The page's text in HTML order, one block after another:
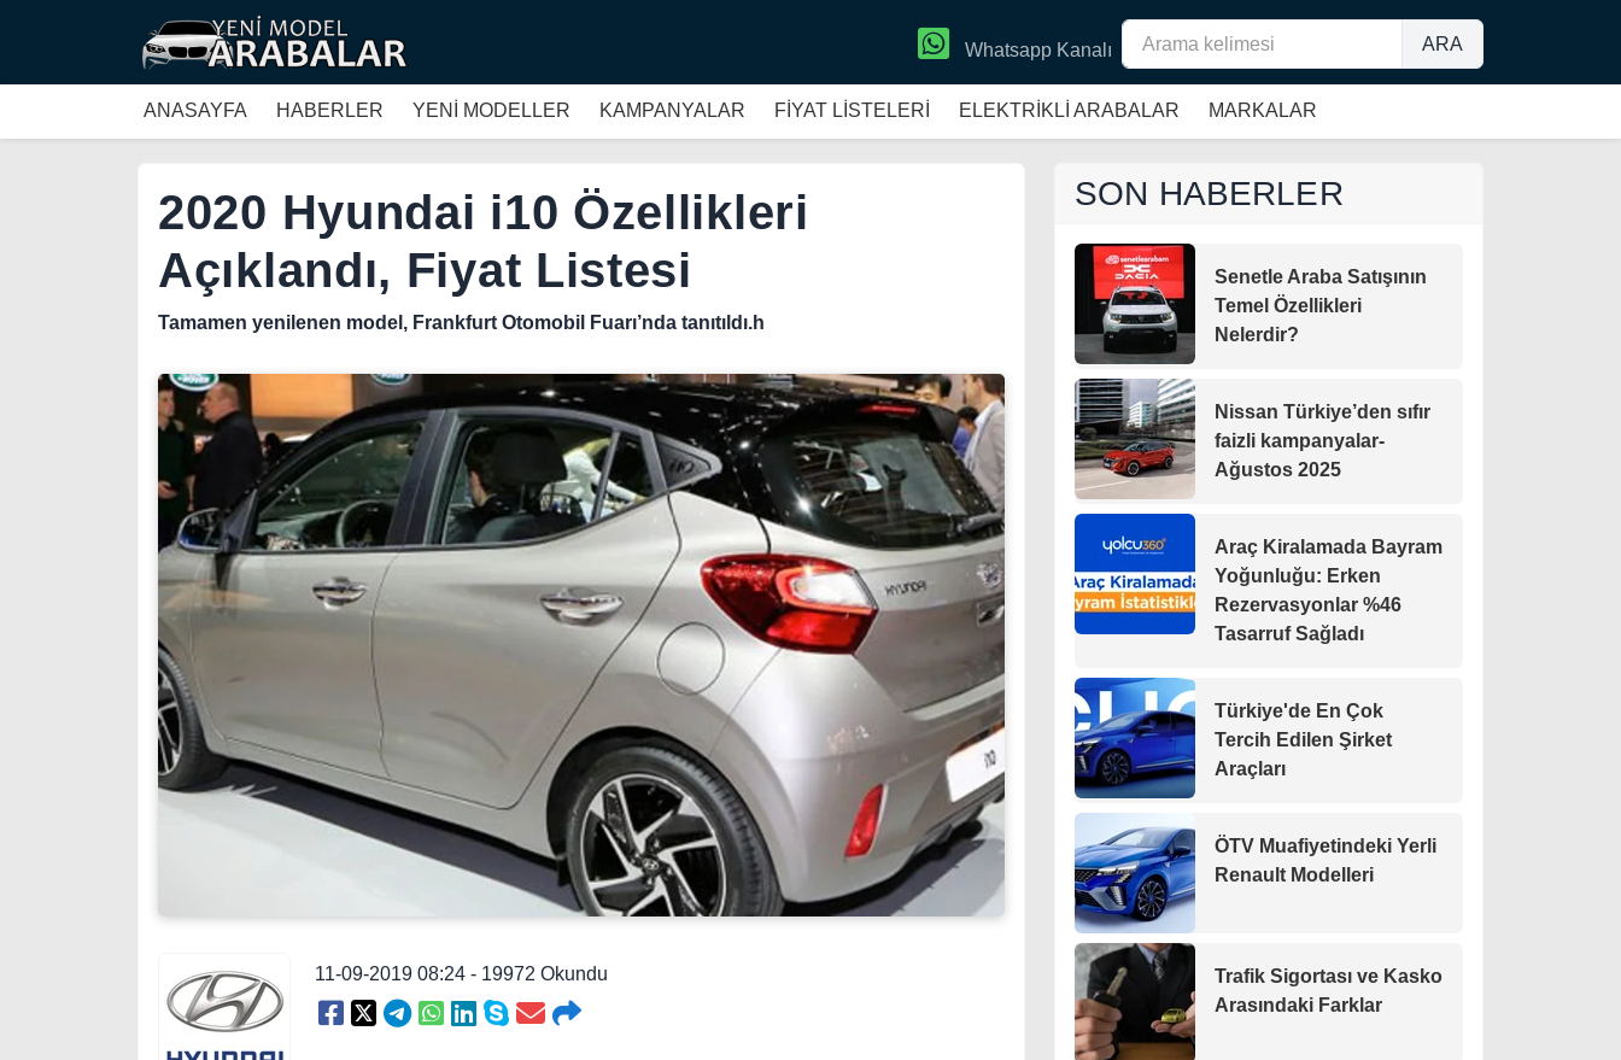
ARA
Whatsapp Kanalı
ANASAYFA HABERLER YENİ MODELLER KAMPANYALAR FİYAT LİSTELERİ ELEKTRİKLİ ARABALAR MARKALAR
2020 Hyundai i10 Özellikleri
Açıklandı, Fiyat Listesi
Tamamen yenilenen model, Frankfurt Otomobil Fuarı’nda tanıtıldı.h
11-09-2019 08:24 - 19972 Okundu
SON HABERLER
Senetle Araba Satışının
Temel Özellikleri
Nelerdir?
Nissan Türkiye’den sıfır
faizli kampanyalar-
Ağustos 2025
Araç Kiralamada Bayram
Yoğunluğu: Erken
Rezervasyonlar %46
Tasarruf Sağladı
Türkiye'de En Çok
Tercih Edilen Şirket
Araçları
ÖTV Muafiyetindeki Yerli
Renault Modelleri
Trafik Sigortası ve Kasko
Arasındaki Farklar